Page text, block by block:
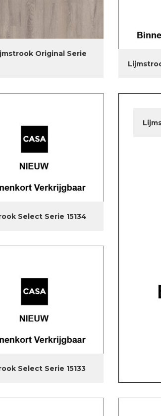
Original Serie
Select Serie 15134
Select Serie 15133